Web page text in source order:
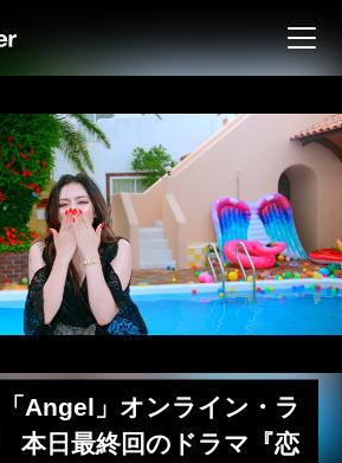
Angel」オンライン・ラ
本日最終回のドラマ『恋